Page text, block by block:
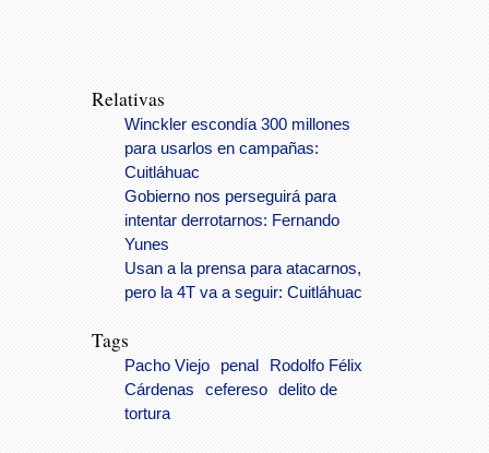
Relativas
Winckler escondía 300 millones
para usarlos en campañas:
Cuitláhuac
Gobierno nos perseguirá para
intentar derrotarnos: Fernando
Yunes
Usan a la prensa para atacarnos,
pero la 4T va a seguir: Cuitláhuac
Tags
Pacho Viejo penal
Rodolfo Félix
Cárdenas
cefereso
delito de
tortura